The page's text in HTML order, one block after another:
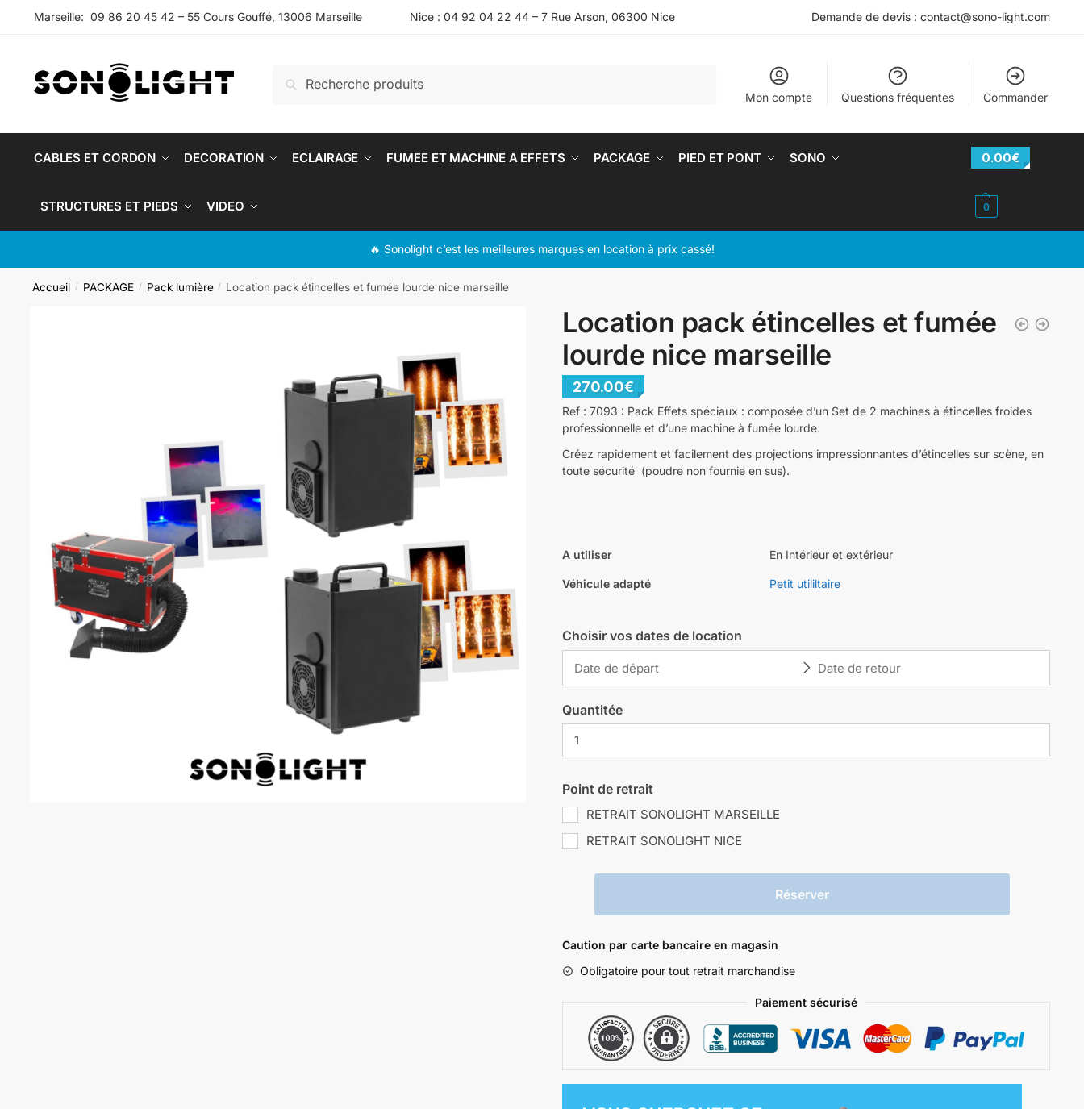
Marseille: 09 86 20 45 42 – 55 Cours Gouffé, 13006 Marseille Nice : 04 92 04 22 44 – 7 Rue Arson, 06300 Nice Demande de devis : contact@sono-light.com
Recherche
Mon compte Questions fréquentes Commander
CABLES ET CORDON DECORATION ECLAIRAGE FUMEE ET MACHINE A EFFETS PACKAGE PIED ET PONT SONO
STRUCTURES ET PIEDS VIDEO
0.00€
0
🔥 Sonolight c’est les meilleures marques en location à prix cassé!
Accueil / PACKAGE / Pack lumière / Location pack étincelles et fumée lourde nice marseille
Location pack étincelles et fumée
lourde nice marseille
270.00€
Ref : 7093 : Pack Effets spéciaux : composée d’un Set de 2 machines à étincelles froides
professionnelle et d’une machine à fumée lourde.
Créez rapidement et facilement des projections impressionnantes d’étincelles sur scène, en
toute sécurité (poudre non fournie en sus).
A utiliser En Intérieur et extérieur
Véhicule adapté Petit utililtaire
Choisir vos dates de location
Quantitée
Point de retrait
RETRAIT SONOLIGHT MARSEILLE
RETRAIT SONOLIGHT NICE
Réserver
Caution par carte bancaire en magasin
Obligatoire pour tout retrait marchandise
Paiement sécurisé